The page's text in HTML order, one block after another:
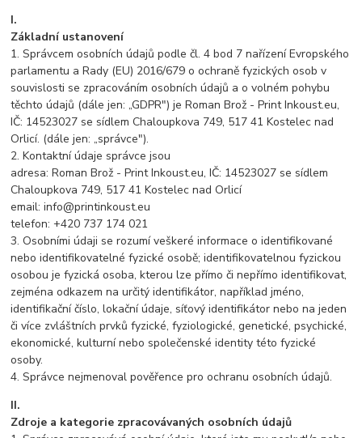
I.
Základní ustanovení
1. Správcem osobních údajů podle čl. 4 bod 7 nařízení Evropského
parlamentu a Rady (EU) 2016/679 o ochraně fyzických osob v
souvislosti se zpracováním osobních údajů a o volném pohybu
těchto údajů (dále jen: „GDPR") je Roman Brož - Print Inkoust.eu,
IČ: 14523027 se sídlem Chaloupkova 749, 517 41 Kostelec nad
Orlicí. (dále jen: „správce").
2. Kontaktní údaje správce jsou
adresa: Roman Brož - Print Inkoust.eu, IČ: 14523027 se sídlem
Chaloupkova 749, 517 41 Kostelec nad Orlicí
email: info@printinkoust.eu
telefon: +420 737 174 021
3. Osobními údaji se rozumí veškeré informace o identifikované
nebo identifikovatelné fyzické osobě; identifikovatelnou fyzickou
osobou je fyzická osoba, kterou lze přímo či nepřímo identifikovat,
zejména odkazem na určitý identifikátor, například jméno,
identifikační číslo, lokační údaje, síťový identifikátor nebo na jeden
či více zvláštních prvků fyzické, fyziologické, genetické, psychické,
ekonomické, kulturní nebo společenské identity této fyzické
osoby.
4. Správce nejmenoval pověřence pro ochranu osobních údajů.
II.
Zdroje a kategorie zpracovávaných osobních údajů